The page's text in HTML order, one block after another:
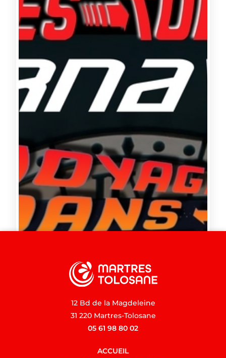
12 Bd de la Magdeleine
31 220 Martres-Tolosane
05 61 98 80 02
ACCUEIL